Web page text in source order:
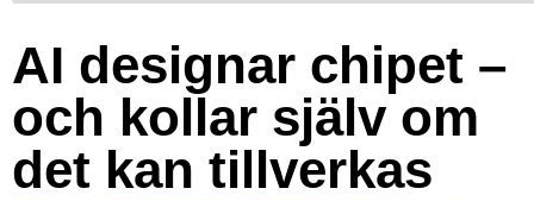
AI designar chipet –
och kollar själv om
det kan tillverkas